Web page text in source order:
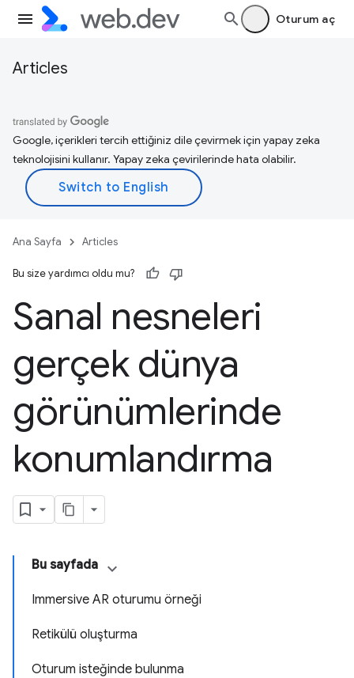
Oturum aç
Articles
Google, içerikleri tercih ettiğiniz dile çevirmek için yapay zeka
teknolojisini kullanır. Yapay zeka çevirilerinde hata olabilir.
Ana Sayfa Articles
Bu size yardımcı oldu mu?
Sanal nesneleri
gerçek dünya
görünümlerinde
konumlandırma
Bu sayfada
Immersive AR oturumu örneği
Retikülü oluşturma
Oturum isteğinde bulunma